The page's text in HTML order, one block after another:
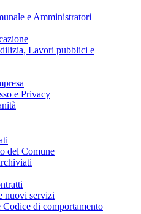
e Amministratori
Lavori pubblici e
e Privacy
del Comune
nuovi servizi
Codice di comportamento